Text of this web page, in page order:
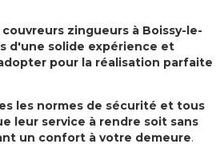
couvreurs zingueurs à Boissy-le-
d'une solide expérience et
pour la réalisation parfaite
les normes de sécurité et tous
leur service à rendre soit sans
un confort à votre demeure.